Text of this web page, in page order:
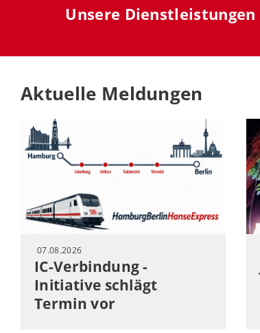
Unsere Dienstleistungen
Aktuelle Meldungen
07.08.2026
IC-Verbindung -
Initiative schlägt
Termin vor